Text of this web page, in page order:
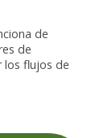
de
de
los flujos de